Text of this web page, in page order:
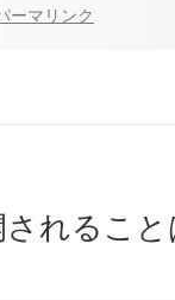
ーマリンク
れるこ